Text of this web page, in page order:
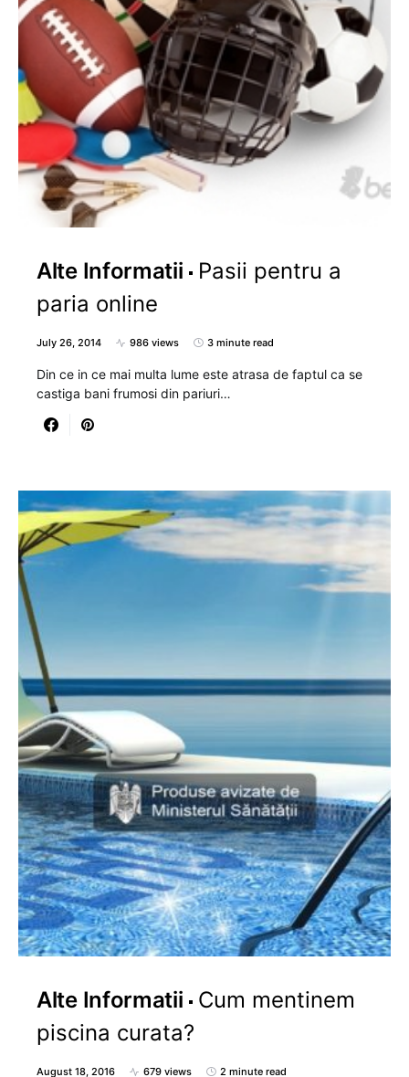
Alte Informatii
Pasii pentru a
paria online
July 26, 2014 986 views 3 minute read
Din ce in ce mai multa lume este atrasa de faptul ca se
castiga bani frumosi din pariuri…
Alte Informatii
Cum mentinem
piscina curata?
August 18, 2016 679 views 2 minute read